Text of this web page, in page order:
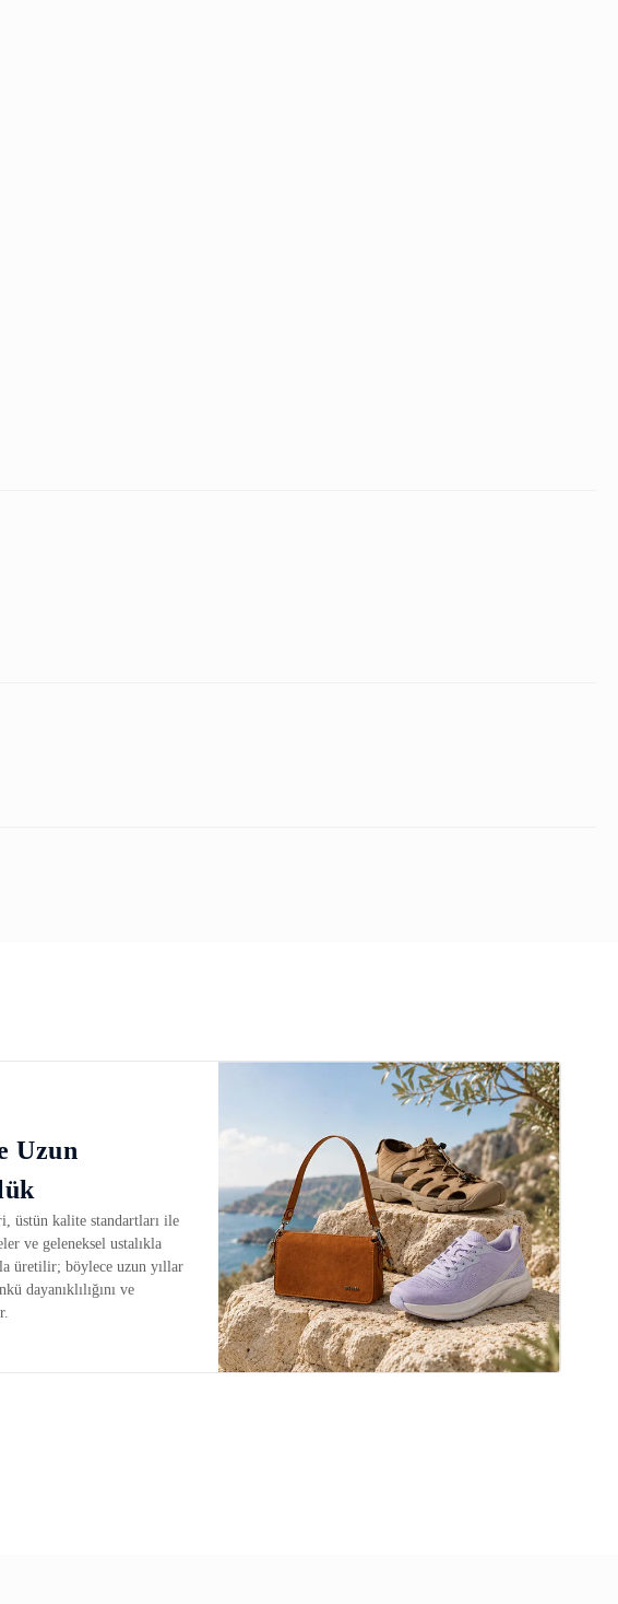
Uzun
üstün kalite standartları ile
ve geleneksel ustalıkla
üretilir; böylece uzun yıllar
dayanıklılığını ve